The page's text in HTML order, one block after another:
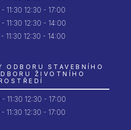
11:30 12:30 - 17:00
11:30 12:30 - 14:00
11:30 12:30 - 14:00
ODBORU STAVEBNÍHO
ŽIVOTNÍHO
11:30 12:30 - 17:00
11:30 12:30 - 17:00